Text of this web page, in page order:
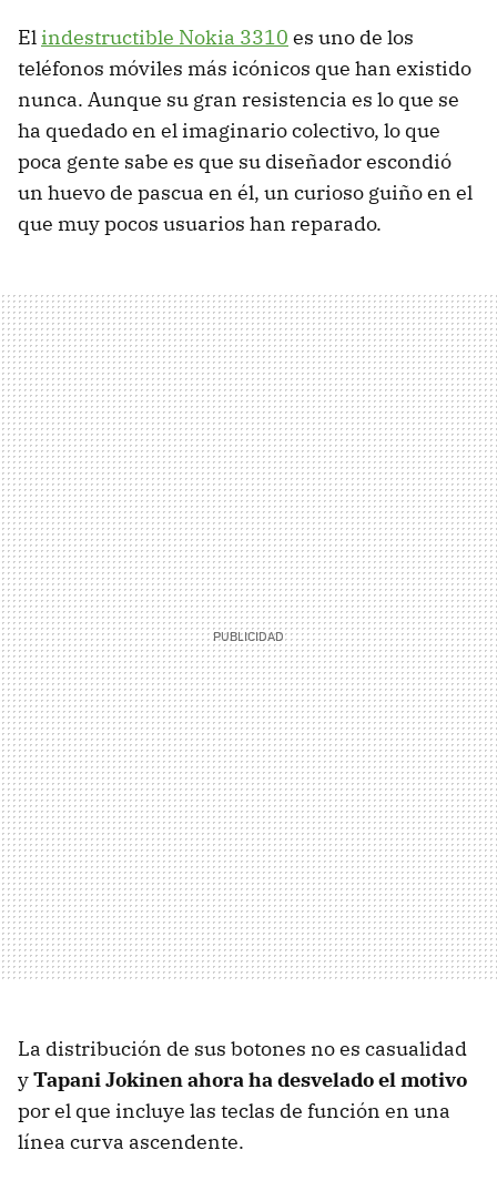
El indestructible Nokia 3310 es uno de los
teléfonos móviles más icónicos que han existido
nunca. Aunque su gran resistencia es lo que se
ha quedado en el imaginario colectivo, lo que
poca gente sabe es que su diseñador escondió
un huevo de pascua en él, un curioso guiño en el
que muy pocos usuarios han reparado.
La distribución de sus botones no es casualidad
yTapani Jokinen ahora ha desvelado el motivo
por el que incluye las teclas de función en una
línea curva ascendente.